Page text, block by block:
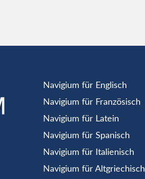
Navigium für Englisch
Navigium für Französisch
Navigium für Latein
Navigium für Spanisch
Navigium für Italienisch
Navigium für Altgriechisch